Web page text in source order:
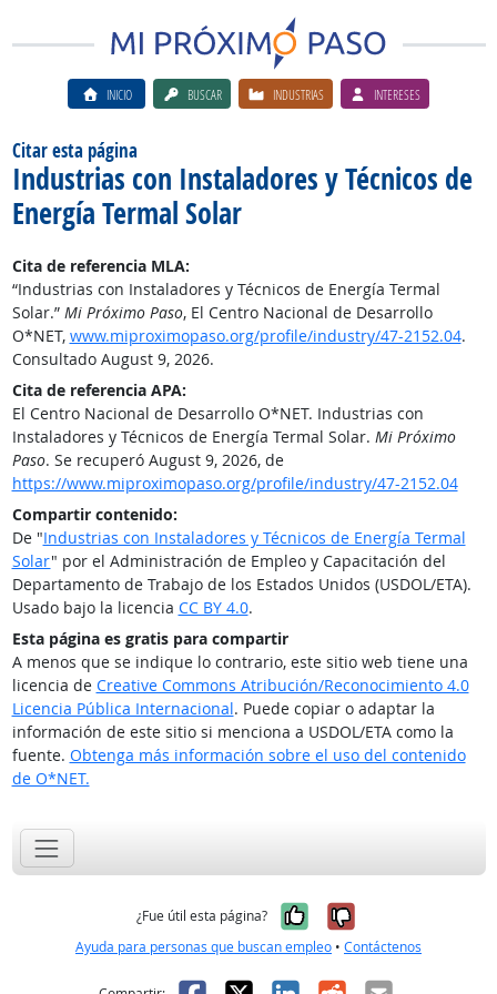
INICIO BUSCAR INDUSTRIAS INTERESES
Citar esta página
Industrias con Instaladores y Técnicos de
Energía Termal Solar
Cita de referencia MLA:
“Industrias con Instaladores y Técnicos de Energía Termal
Solar.” Mi Próximo Paso, El Centro Nacional de Desarrollo
O*NET, www.miproximopaso.org/profile/industry/47-2152.04.
Consultado August 9, 2026.
Cita de referencia APA:
El Centro Nacional de Desarrollo O*NET. Industrias con
Instaladores y Técnicos de Energía Termal Solar. Mi Próximo
Paso. Se recuperó August 9, 2026, de
https://www.miproximopaso.org/profile/industry/47-2152.04
Compartir contenido:
De "Industrias con Instaladores y Técnicos de Energía Termal
Solar" por el Administración de Empleo y Capacitación del
Departamento de Trabajo de los Estados Unidos (USDOL/ETA).
Usado bajo la licencia CC BY 4.0.
Esta página es gratis para compartir
A menos que se indique lo contrario, este sitio web tiene una
licencia de Creative Commons Atribución/Reconocimiento 4.0
Licencia Pública Internacional. Puede copiar o adaptar la
información de este sitio si menciona a USDOL/ETA como la
fuente. Obtenga más información sobre el uso del contenido
de O*NET.
¿Fue útil esta página? Sí, fue útil
No, no fue
Ayuda para personas que buscan empleo • Contáctenos